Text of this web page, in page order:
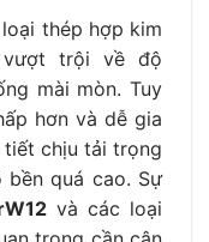
thép hợp kim
vượt trội về độ
mài mòn. Tuy
hơn và dễ gia
chịu tải trọng
quá cao. Sự
và các loại